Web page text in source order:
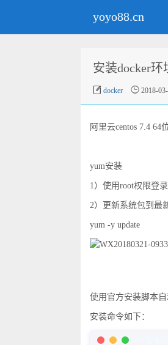
yoyo88.cn
安装docker环
 docker  2018-
阿里云centos 7.4 64
yum安装
1）使用root权限登
2）更新系统包到最
yum -y update
使用官方安装脚本
安装命令如下：
C/C++ Code